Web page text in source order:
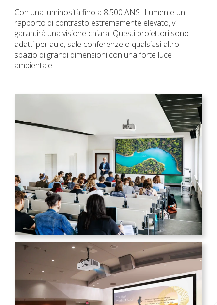
Con una luminosità fino a 8.500 ANSI Lumen e un
rapporto di contrasto estremamente elevato, vi
garantirà una visione chiara. Questi proiettori sono
adatti per aule, sale conferenze o qualsiasi altro
spazio di grandi dimensioni con una forte luce
ambientale.